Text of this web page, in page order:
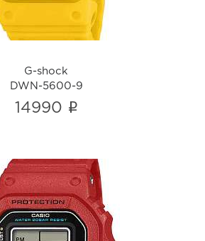
G-shock
DWN-5600-9
14990 i